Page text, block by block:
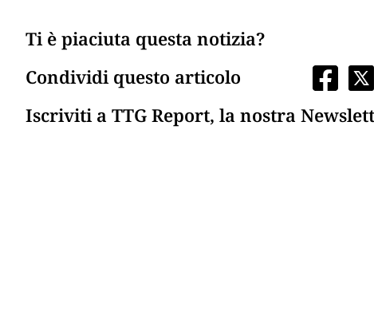
Ti è piaciuta questa notizia?
Condividi questo articolo
Iscriviti a TTG Report, la nostra